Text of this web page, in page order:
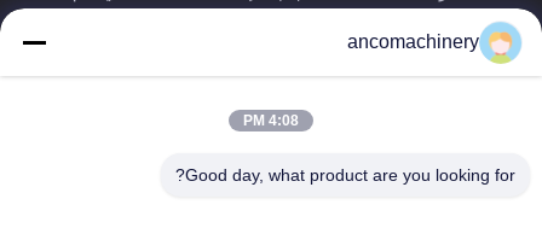
، ومقرها في مدينة Zhangjiagang ، مدينة Suzhou ، مقاطعة Jiangsu.
روابط سريعة
حول بنا
جولة في المعمل
ضبط الجودة
ancomachinery
4:08 PM
Good day, what product are you looking for?